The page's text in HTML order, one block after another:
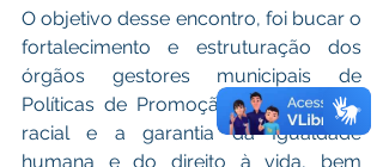
O objetivo desse encontro, foi bucar o
fortalecimento e estruturação dos
órgãos gestores municipais de
Políticas de Promoção da Igualdade
racial e a garantia da Igualdade
humana e do direito à vida, bem